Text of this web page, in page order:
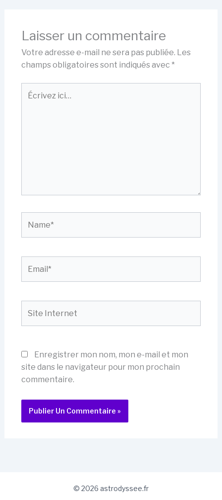
Laisser un commentaire
Votre adresse e-mail ne sera pas publiée. Les
champs obligatoires sont indiqués avec *
Écrivez
ici…
Internet
Enregistrer mon nom, mon e-mail et mon
site dans le navigateur pour mon prochain
commentaire.
© 2026 astrodyssee.fr